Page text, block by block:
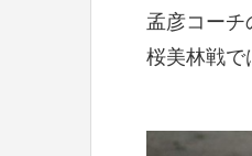
孟彦コーチ
桜美林戦で